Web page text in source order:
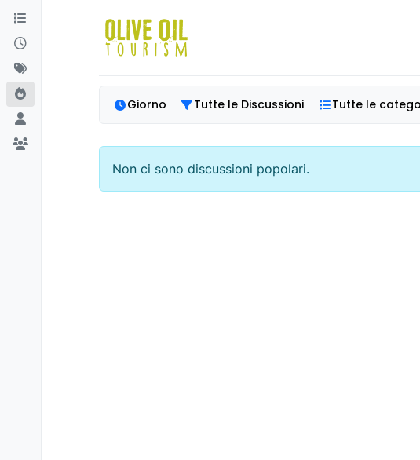
Salta al contenuto
Giorno Tutte le Discussioni Tutte le
Non ci sono discussioni popolari.